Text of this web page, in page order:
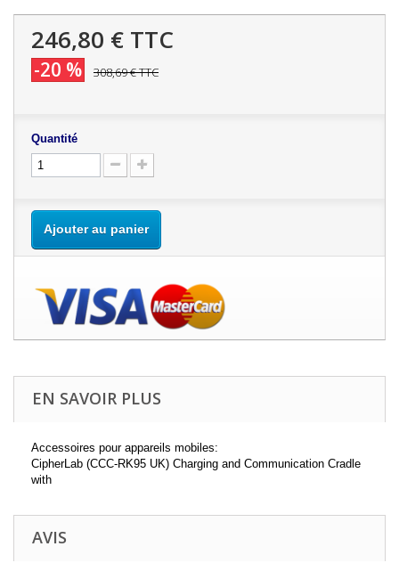
246,80 € TTC
-20 % 308,69 €TTC
Quantité
Ajouter au panier
EN SAVOIR PLUS
Accessoires pour appareils mobiles:
CipherLab (CCC-RK95 UK) Charging and Communication Cradle
with
AVIS